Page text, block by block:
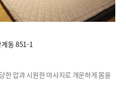
동 851-1
한 압과 시원한 마사지로 개운하게 몸을